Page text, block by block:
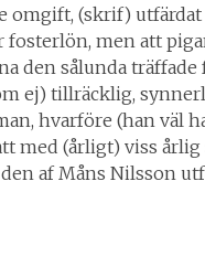
omgift, (skrif)
men att
den sålunda
ej) tillräcklig,
hvarföre (han väl
med (årligt) viss
af Måns Nilsson